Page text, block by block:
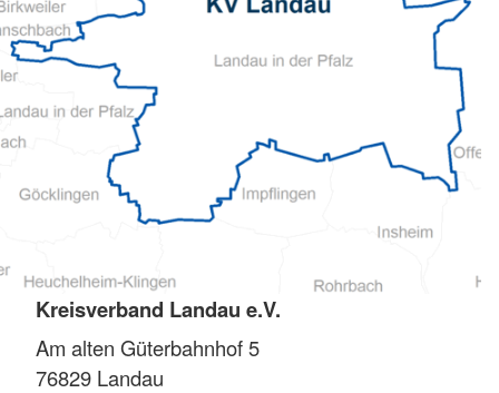
Kreisverband Landau e.V.
Am alten Güterbahnhof 5
76829 Landau